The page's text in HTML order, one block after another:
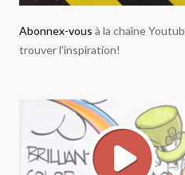
Abonnex-vous à la chaîne
trouver l'inspiration!